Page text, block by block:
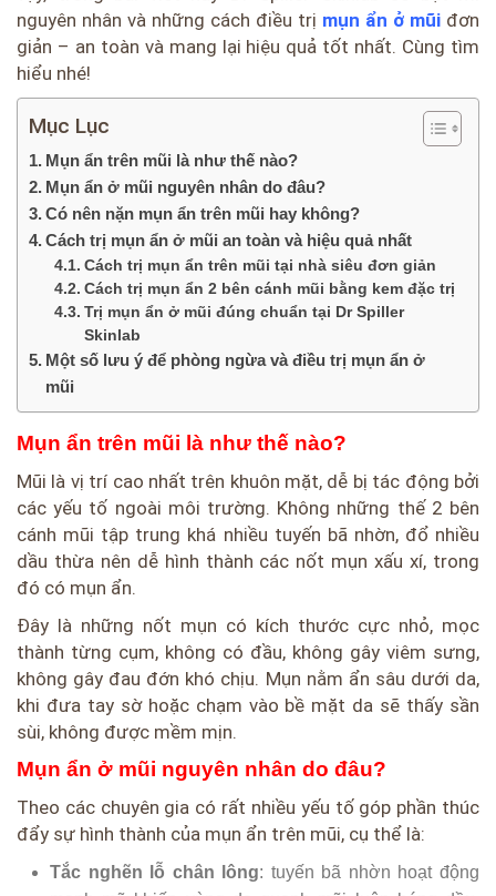
nguyên nhân và những cách điều trị mụn ẩn ở mũi đơn
giản – an toàn và mang lại hiệu quả tốt nhất. Cùng tìm
hiểu nhé!
Mục Lục
Mụn ẩn trên mũi là như thế nào?
Mụn ẩn ở mũi nguyên nhân do đâu?
Có nên nặn mụn ẩn trên mũi hay không?
Cách trị mụn ẩn ở mũi an toàn và hiệu quả nhất
Cách trị mụn ẩn trên mũi tại nhà siêu đơn giản
Cách trị mụn ẩn 2 bên cánh mũi bằng kem đặc trị
Trị mụn ẩn ở mũi đúng chuẩn tại Dr Spiller
Skinlab
Một số lưu ý để phòng ngừa và điều trị mụn ẩn ở
mũi
Mụn ẩn trên mũi là như thế nào?
Mũi là vị trí cao nhất trên khuôn mặt, dễ bị tác động bởi
các yếu tố ngoài môi trường. Không những thế 2 bên
cánh mũi tập trung khá nhiều tuyến bã nhờn, đổ nhiều
dầu thừa nên dễ hình thành các nốt mụn xấu xí, trong
đó có mụn ẩn.
Đây là những nốt mụn có kích thước cực nhỏ, mọc
thành từng cụm, không có đầu, không gây viêm sưng,
không gây đau đớn khó chịu. Mụn nằm ẩn sâu dưới da,
khi đưa tay sờ hoặc chạm vào bề mặt da sẽ thấy sần
sùi, không được mềm mịn.
Mụn ẩn ở mũi nguyên nhân do đâu?
Theo các chuyên gia có rất nhiều yếu tố góp phần thúc
đẩy sự hình thành của mụn ẩn trên mũi, cụ thể là:
Tắc nghẽn lỗ chân lông: tuyến bã nhờn hoạt động